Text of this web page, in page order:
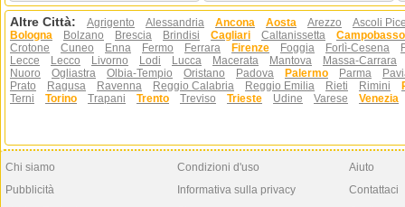
Altre Città: Agrigento Alessandria Ancona Aosta Arezzo
Ascoli
Bologna
Bolzano Brescia Brindisi Cagliari Caltanissetta
Campobasso
Crotone
Cuneo Enna Fermo Ferrara Firenze Foggia Forlì-Cesena
Lecce
Lecco Livorno Lodi Lucca Macerata Mantova
Massa-Carrara
Nuoro
Ogliastra Olbia-Tempio Oristano Padova Palermo Parma
Prato
Ragusa Ravenna Reggio Calabria Reggio Emilia Rieti Rimini
Terni
Torino Trapani Trento Treviso Trieste Udine Varese Venezia
Chi siamo
Pubblicità
Condizioni d'uso
Informativa sulla privacy
Aiuto
Contattaci